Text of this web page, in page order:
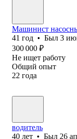
Машинист
41 год • Был 3
300 000 ₽
Не ищет работу
Общий опыт
22 года
водитель
40 лет • Был 26